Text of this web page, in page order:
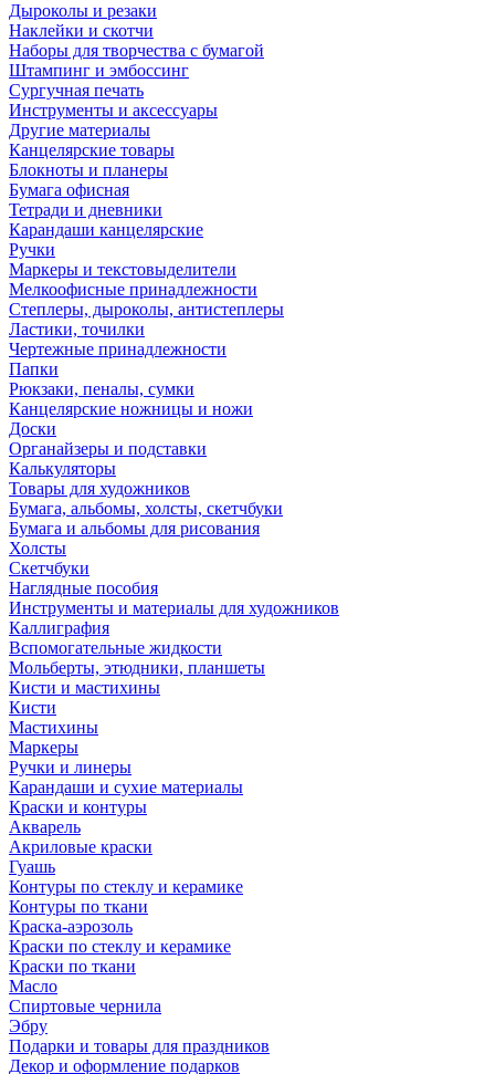
Дыроколы и резаки
Наклейки и скотчи
Наборы для творчества с бумагой
Штампинг и эмбоссинг
Сургучная печать
Инструменты и аксессуары
Другие материалы
Канцелярские товары
Блокноты и планеры
Бумага офисная
Тетради и дневники
Карандаши канцелярские
Ручки
Маркеры и текстовыделители
Мелкоофисные принадлежности
Степлеры, дыроколы, антистеплеры
Ластики, точилки
Чертежные принадлежности
Папки
Рюкзаки, пеналы, сумки
Канцелярские ножницы и ножи
Доски
Органайзеры и подставки
Калькуляторы
Товары для художников
Бумага, альбомы, холсты, скетчбуки
Бумага и альбомы для рисования
Холсты
Скетчбуки
Наглядные пособия
Инструменты и материалы для художников
Каллиграфия
Вспомогательные жидкости
Мольберты, этюдники, планшеты
Кисти и мастихины
Кисти
Мастихины
Маркеры
Ручки и линеры
Карандаши и сухие материалы
Краски и контуры
Акварель
Акриловые краски
Гуашь
Контуры по стеклу и керамике
Контуры по ткани
Краска-аэрозоль
Краски по стеклу и керамике
Краски по ткани
Масло
Спиртовые чернила
Эбру
Подарки и товары для праздников
Декор и оформление подарков